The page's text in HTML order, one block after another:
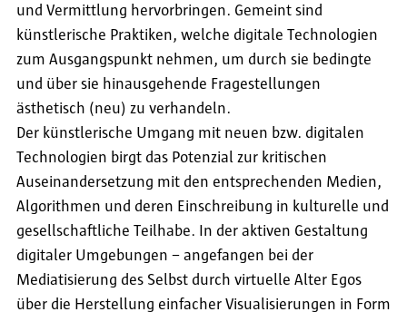
und Vermittlung hervorbringen. Gemeint sind
künstlerische Praktiken, welche digitale Technologien
zum Ausgangspunkt nehmen, um durch sie bedingte
und über sie hinausgehende Fragestellungen
ästhetisch (neu) zu verhandeln.
Der künstlerische Umgang mit neuen bzw. digitalen
Technologien birgt das Potenzial zur kritischen
Auseinandersetzung mit den entsprechenden Medien,
Algorithmen und deren Einschreibung in kulturelle und
gesellschaftliche Teilhabe. In der aktiven Gestaltung
digitaler Umgebungen – angefangen bei der
Mediatisierung des Selbst durch virtuelle Alter Egos
über die Herstellung einfacher Visualisierungen in Form